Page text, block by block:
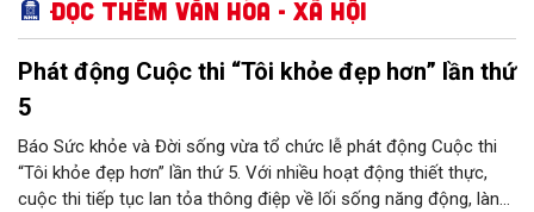
Đọc thêm Văn hóa - Xã hội
Phát động Cuộc thi “Tôi khỏe đẹp hơn” lần thứ
5
Báo Sức khỏe và Đời sống vừa tổ chức lễ phát động Cuộc thi
“Tôi khỏe đẹp hơn” lần thứ 5. Với nhiều hoạt động thiết thực,
cuộc thi tiếp tục lan tỏa thông điệp về lối sống năng động, lành